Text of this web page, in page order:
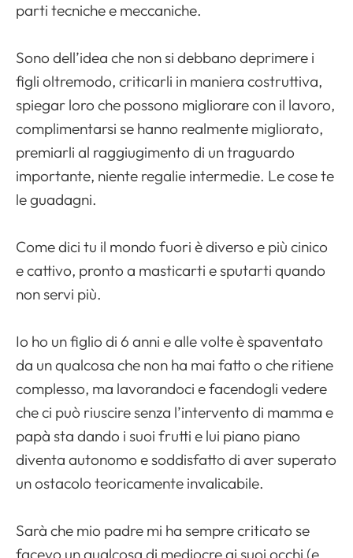
parti tecniche e meccaniche.
Sono dell’idea che non si debbano deprimere i
figli oltremodo, criticarli in maniera costruttiva,
spiegar loro che possono migliorare con il lavoro,
complimentarsi se hanno realmente migliorato,
premiarli al raggiugimento di un traguardo
importante, niente regalie intermedie. Le cose te
le guadagni.
Come dici tu il mondo fuori è diverso e più cinico
e cattivo, pronto a masticarti e sputarti quando
non servi più.
Io ho un figlio di 6 anni e alle volte è spaventato
da un qualcosa che non ha mai fatto o che ritiene
complesso, ma lavorandoci e facendogli vedere
che ci può riuscire senza l’intervento di mamma e
papà sta dando i suoi frutti e lui piano piano
diventa autonomo e soddisfatto di aver superato
un ostacolo teoricamente invalicabile.
Sarà che mio padre mi ha sempre criticato se